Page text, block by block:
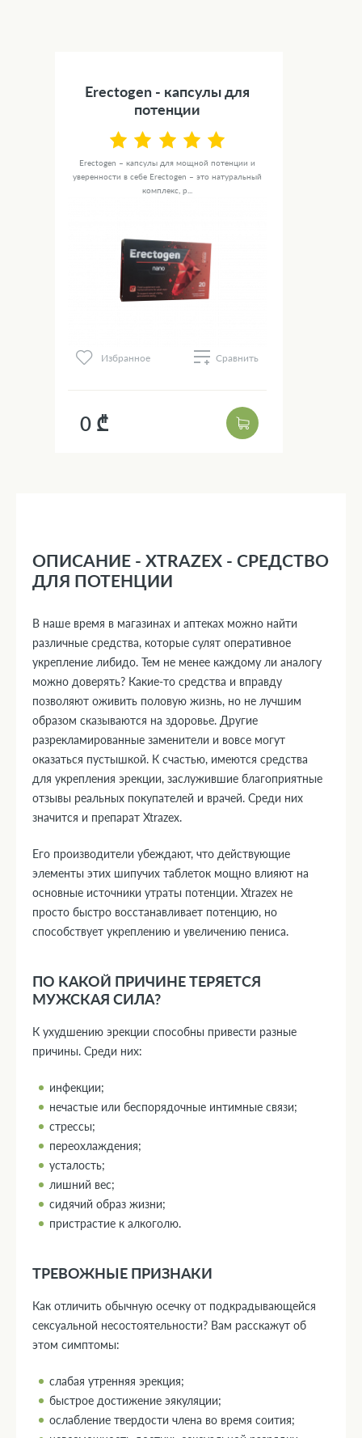
Erectogen - капсулы для
потенции
Erectogen – капсулы для мощной потенции и
уверенности в себе Erectogen – это натуральный
комплекс, р...
Избранное Сравнить
0 ₾
ОПИСАНИЕ - XTRAZEX - СРЕДСТВО
ДЛЯ ПОТЕНЦИИ
В наше время в магазинах и аптеках можно найти
различные средства, которые сулят оперативное
укрепление либидо. Тем не менее каждому ли аналогу
можно доверять? Какие-то средства и вправду
позволяют оживить половую жизнь, но не лучшим
образом сказываются на здоровье. Другие
разрекламированные заменители и вовсе могут
оказаться пустышкой. К счастью, имеются средства
для укрепления эрекции, заслужившие благоприятные
отзывы реальных покупателей и врачей. Среди них
значится и препарат Xtrazex.
Его производители убеждают, что действующие
элементы этих шипучих таблеток мощно влияют на
основные источники утраты потенции. Xtrazex не
просто быстро восстанавливает потенцию, но
способствует укреплению и увеличению пениса.
ПО КАКОЙ ПРИЧИНЕ ТЕРЯЕТСЯ
МУЖСКАЯ СИЛА?
К ухудшению эрекции способны привести разные
причины. Среди них:
инфекции;
нечастые или беспорядочные интимные связи;
стрессы;
переохлаждения;
усталость;
лишний вес;
сидячий образ жизни;
пристрастие к алкоголю.
ТРЕВОЖНЫЕ ПРИЗНАКИ
Как отличить обычную осечку от подкрадывающейся
сексуальной несостоятельности? Вам расскажут об
этом симптомы:
слабая утренняя эрекция;
быстрое достижение эякуляции;
ослабление твердости члена во время соития;